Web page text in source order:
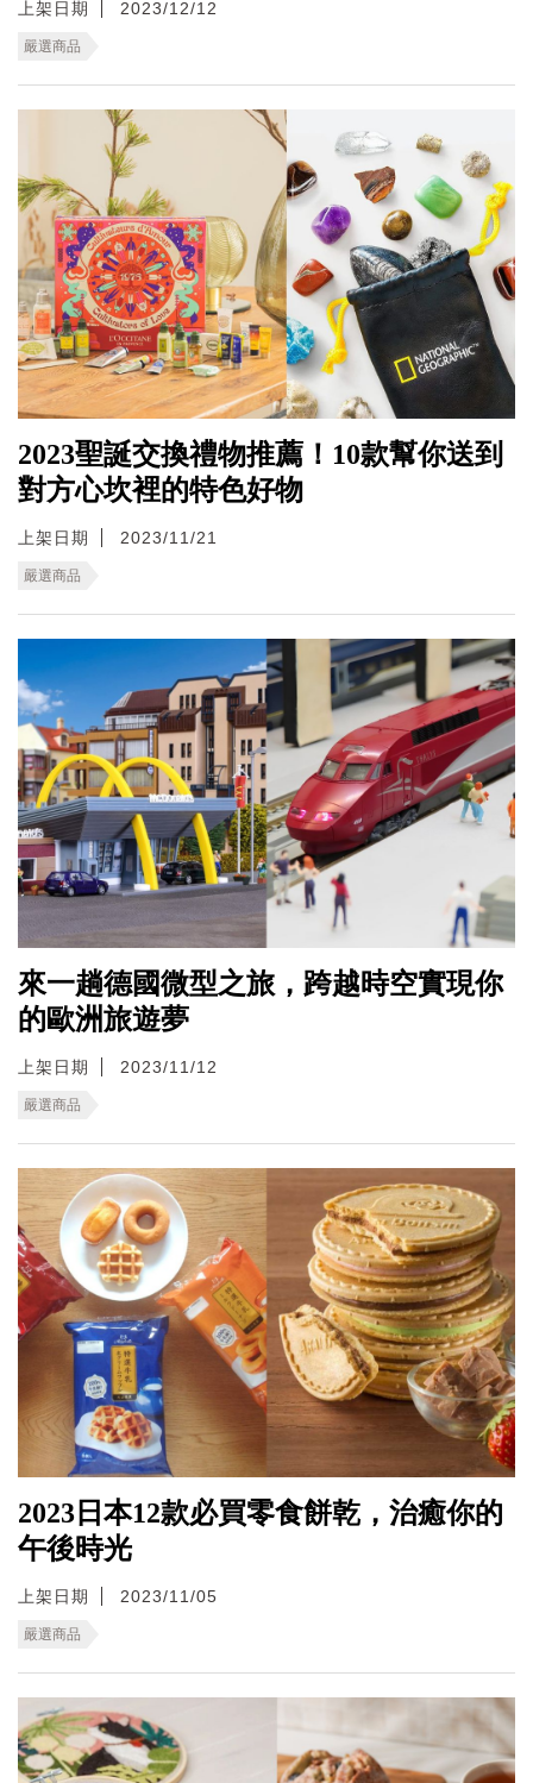
上架日期 2023/12/12
嚴選商品
2023聖誕交換禮物推薦！10款幫你送到
對方心坎裡的特色好物
上架日期 2023/11/21
嚴選商品
來一趟德國微型之旅，跨越時空實現你
的歐洲旅遊夢
上架日期 2023/11/12
嚴選商品
2023日本12款必買零食餅乾，治癒你的
午後時光
上架日期 2023/11/05
嚴選商品